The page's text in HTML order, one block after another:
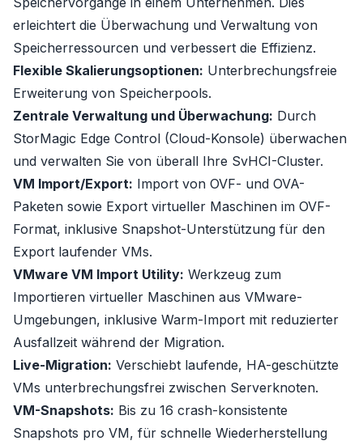
erleichtert die Überwachung und Verwaltung von
Speicherressourcen und verbessert die Effizienz.
Flexible Skalierungsoptionen: Unterbrechungsfreie
Erweiterung von Speicherpools.
Zentrale Verwaltung und Überwachung: Durch
StorMagic Edge Control (Cloud-Konsole) überwachen
und verwalten Sie von überall Ihre SvHCI-Cluster.
VM Import/Export: Import von OVF- und OVA-
Paketen sowie Export virtueller Maschinen im OVF-
Format, inklusive Snapshot-Unterstützung für den
Export laufender VMs.
VMware VM Import Utility: Werkzeug zum
Importieren virtueller Maschinen aus VMware-
Umgebungen, inklusive Warm-Import mit reduzierter
Ausfallzeit während der Migration.
Live-Migration: Verschiebt laufende, HA-geschützte
VMs unterbrechungsfrei zwischen Serverknoten.
VM-Snapshots: Bis zu 16 crash-konsistente
Snapshots pro VM, für schnelle Wiederherstellung